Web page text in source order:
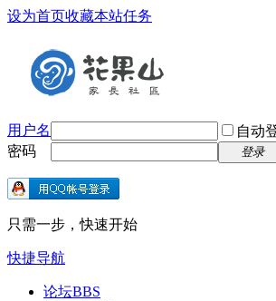
设为首页收藏本站任务
用户名 自动
密码
登录
只需一步，快速开始
快捷导航
论坛BBS